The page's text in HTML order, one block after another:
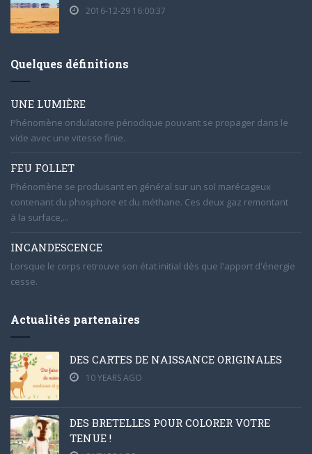
2016-12-29 16:00:37
Quelques définitions
UNE LUMIÈRE
Phénomène ondulatoire périodique pouvant se propager dans le
vide avec une vitesse finie.
FEU FOLLET
Phénomène se produisant en général sur un sol marécageux
contenant du phosphore et du méthane. Ces deux gaz remontant
à la surface,...
INCANDESCENCE
Lorsque le corps retrouve son état initial dès que l'apport d'énergie
cesse.
Actualités partenaires
DES CARTES DE NAISSANCE ORIGINALES
10 YEARS AGO
DES BRETELLES POUR COLORER VOTRE
TENUE !